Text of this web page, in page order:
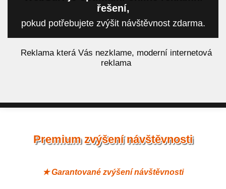
řešení,
pokud potřebujete zvýšit návštěvnost zdarma.
Reklama která Vás nezklame, moderní internetová
reklama
Premium zvýšení návštěvnosti
★ Garantované zvýšení návštěvnosti